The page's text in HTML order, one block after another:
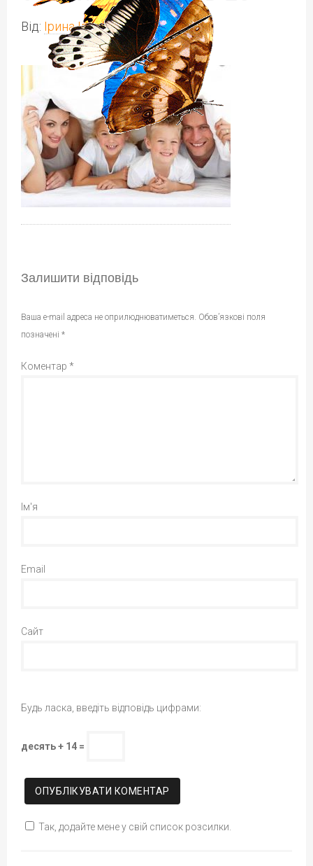
Від: Ірина Іваськів
Залишити відповідь
Ваша e-mail адреса не оприлюднюватиметься. Обов’язкові поля
позначені *
Коментар *
Ім'я
Email
Сайт
Будь ласка, введіть відповідь цифрами:
десять + 14 =
Так, додайте мене у свій список розсилки.